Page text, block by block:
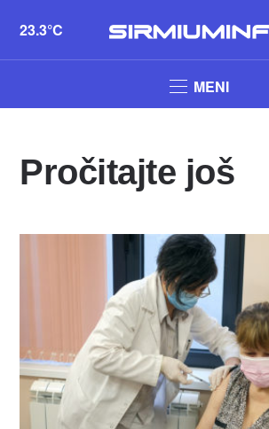
23.3°C
MENI
Pročitajte još